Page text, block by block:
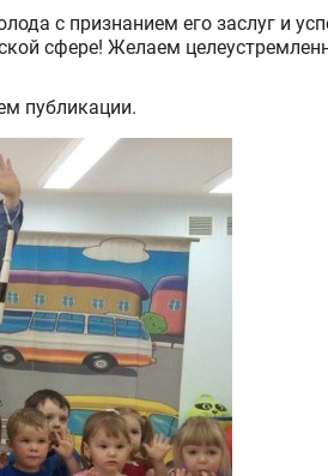
с признанием его заслуг и
сфере! Желаем
публикации.